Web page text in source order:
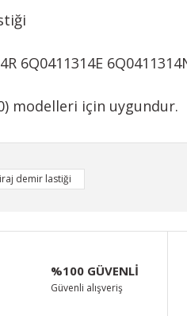
6Q0411314E
modelleri için uygundur.
ve diğer konularda
demir lastiği
%100 GÜVENLİ
Güvenli alışveriş